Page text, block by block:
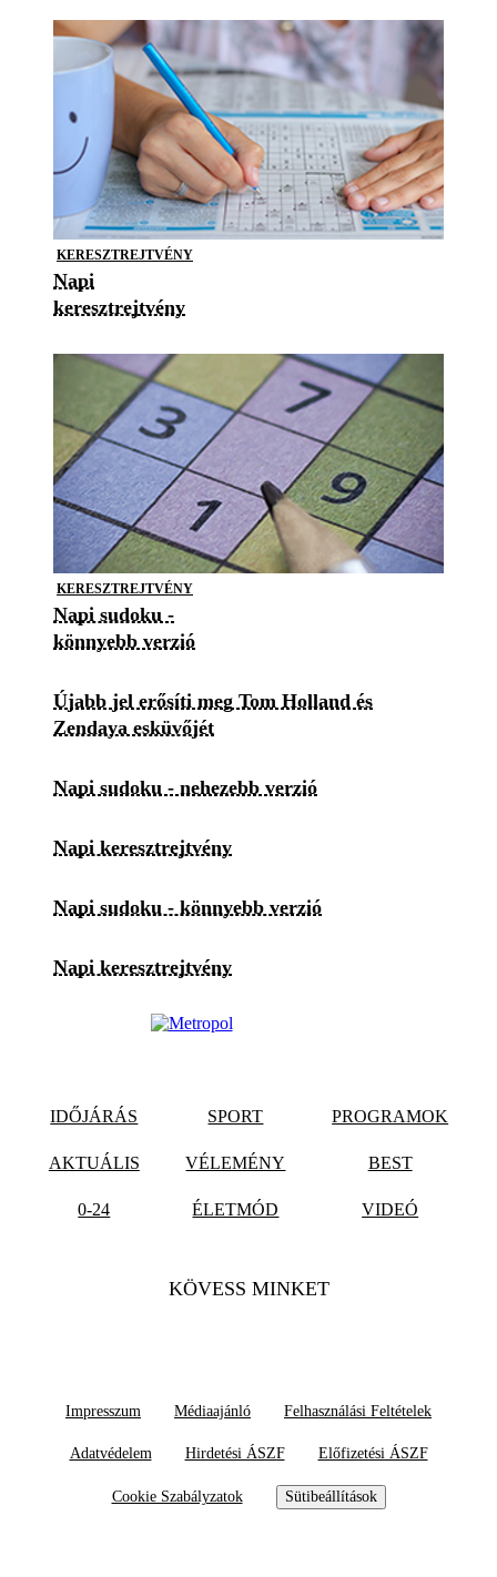
KERESZTREJTVÉNY
Napi
keresztrejtvény
KERESZTREJTVÉNY
Napi sudoku -
könnyebb verzió
Újabb jel erősíti meg Tom Holland és
Zendaya esküvőjét
Napi sudoku - nehezebb verzió
Napi keresztrejtvény
Napi sudoku - könnyebb verzió
Napi keresztrejtvény
IDŐJÁRÁS SPORT PROGRAMOK
AKTUÁLIS VÉLEMÉNY BEST
0-24 ÉLETMÓD VIDEÓ
KÖVESS MINKET
Impresszum Médiaajánló Felhasználási Feltételek
Adatvédelem Hirdetési ÁSZF Előfizetési ÁSZF
Cookie Szabályzatok Sütibeállítások